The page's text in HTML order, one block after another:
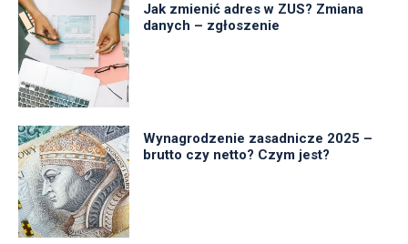
Jak zmienić adres w ZUS? Zmiana
danych – zgłoszenie
Wynagrodzenie zasadnicze 2025 –
brutto czy netto? Czym jest?